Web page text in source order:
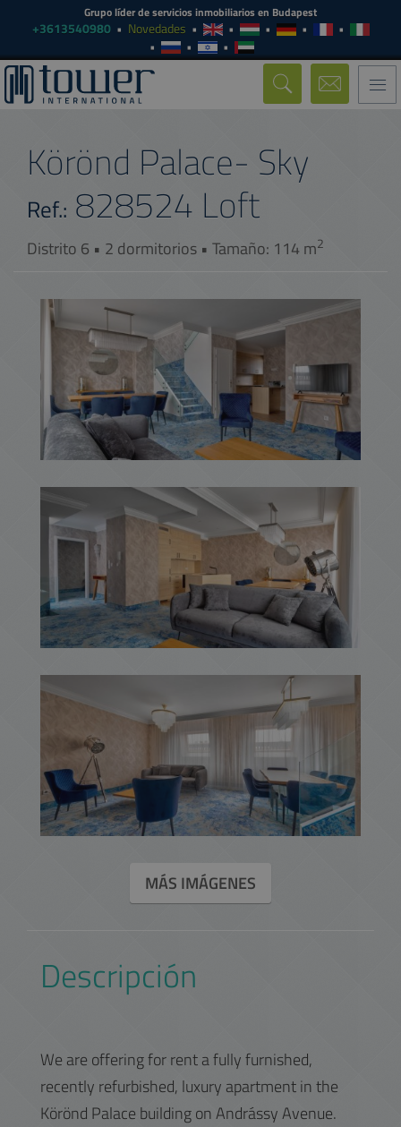
Grupo líder de servicios inmobiliarios en Budapest
+3613540980 Novedades
Körönd Palace- Sky
Loft
Ref.: 828524
Distrito 6 • 2 dormitorios • Tamaño: 114 m2
MÁS IMÁGENES
Descripción
We are offering for rent a fully furnished,
recently refurbished, luxury apartment in the
Körönd Palace building on Andrássy Avenue.